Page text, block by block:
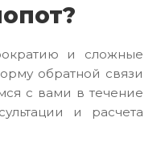
и сложные
обратной связи
с вами в течение
и расчета